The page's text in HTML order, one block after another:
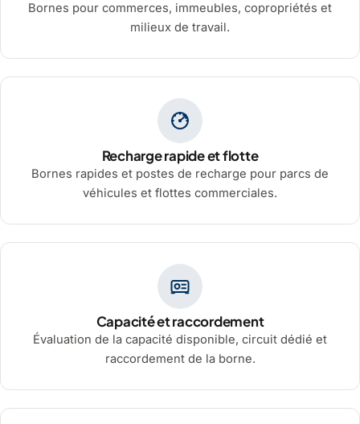
Bornes pour commerces, immeubles, copropriétés et
milieux de travail.
Recharge rapide et flotte
Bornes rapides et postes de recharge pour parcs de
véhicules et flottes commerciales.
Capacité et raccordement
Évaluation de la capacité disponible, circuit dédié et
raccordement de la borne.